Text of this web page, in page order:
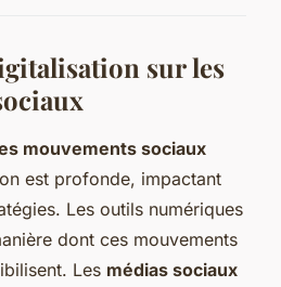
sur les
mouvements sociaux
est profonde, impactant
Les outils numériques
dont ces mouvements
Les médias sociaux